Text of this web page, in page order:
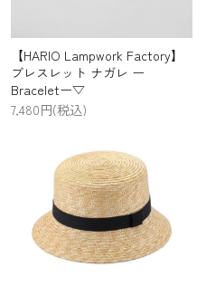
【HARIO Lampwork Factory】
ブレスレット ナガレ ー
Braceletー▽
7,480円(税込)